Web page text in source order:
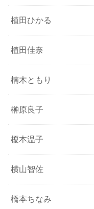
植田ひかる
植田佳奈
楠木ともり
榊原良子
榎本温子
横山智佐
橋本ちなみ